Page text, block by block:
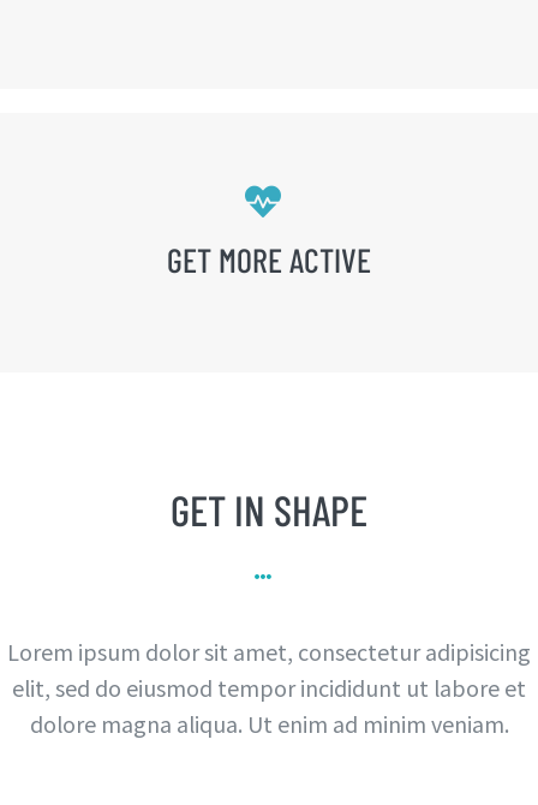
GET MORE ACTIVE
GET IN SHAPE
Lorem ipsum dolor sit amet, consectetur adipisicing
elit, sed do eiusmod tempor incididunt ut labore et
dolore magna aliqua. Ut enim ad minim veniam.